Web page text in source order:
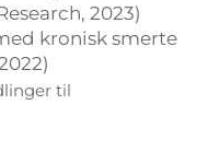
2023)
kronisk smerte
til